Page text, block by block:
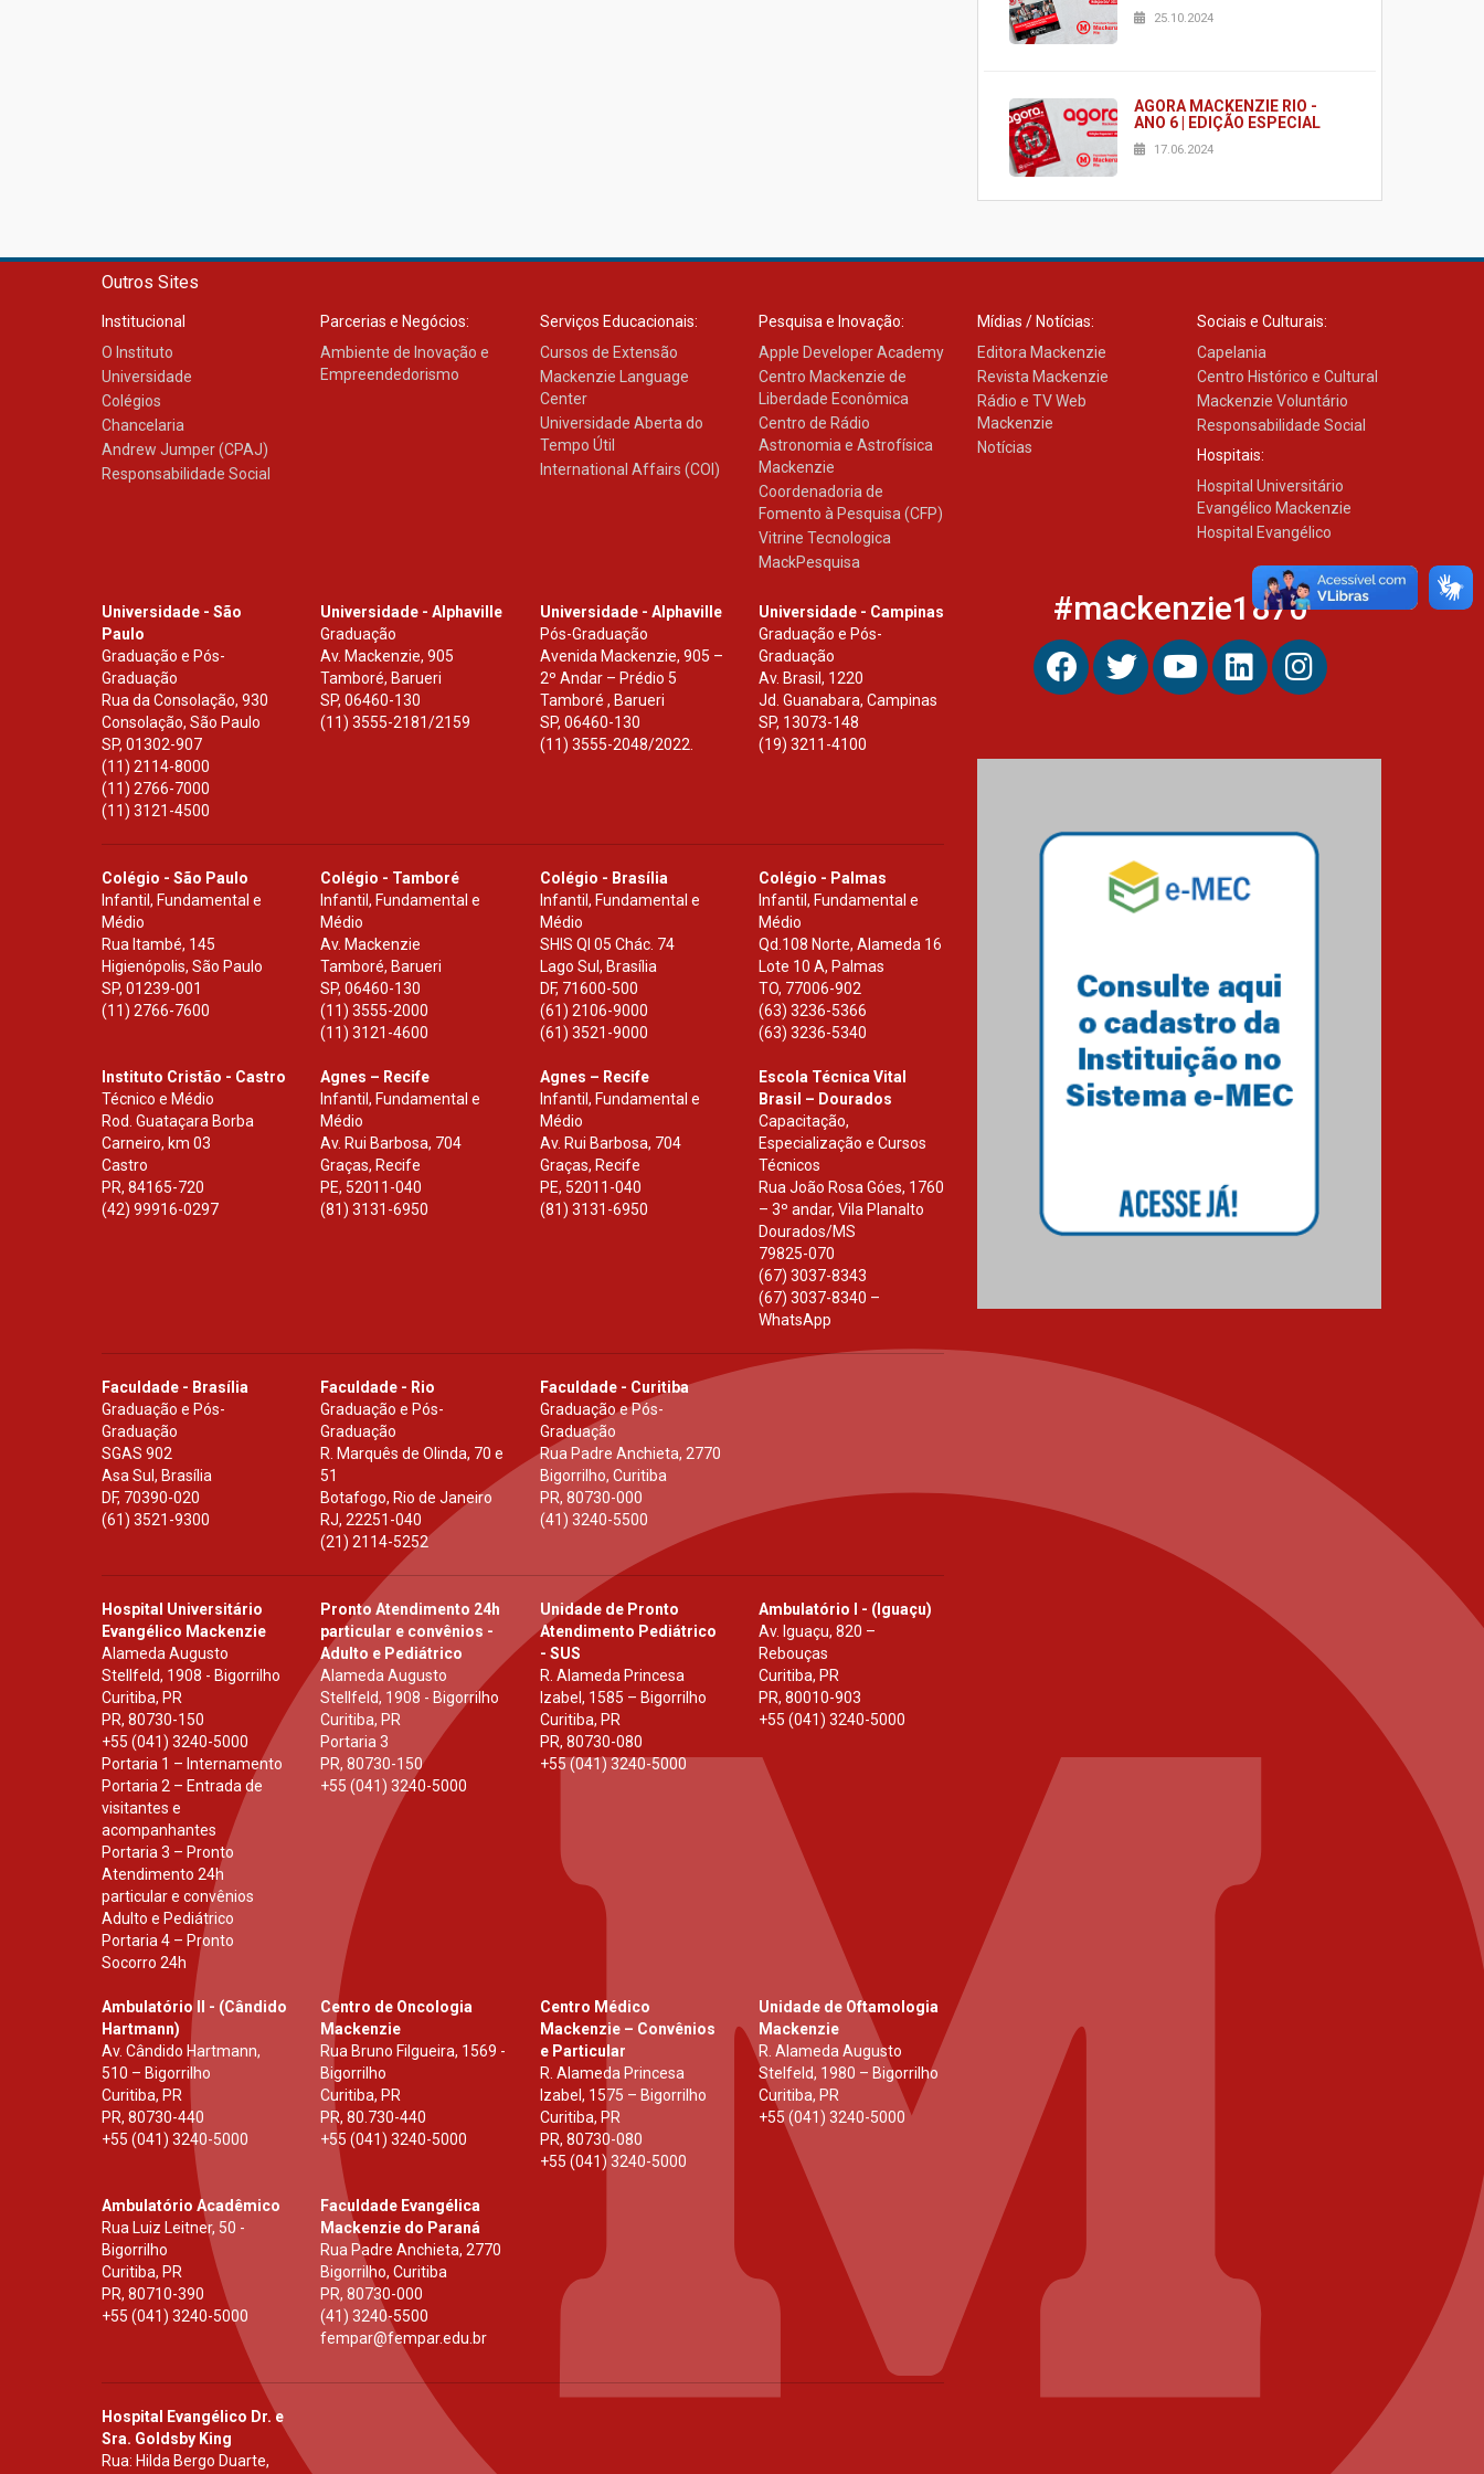
25.10.2024
AGORA MACKENZIE RIO -
ANO 6 | EDIÇÃO ESPECIAL
17.06.2024
ANO 6 | EDIÇÃO 2
AGORA MACKENZIE RIO -
ANO 6 | EDIÇÃO 1
O Mackenzie Rio é Nota
MÁXIMA no MEC
PRESBITERIANA MACKENZIE
RIO ATÉ À SUA NOVA
UNIDADE, EM BOTAFOGO
Outros Sites
Institucional
O Instituto
Universidade
Colégios
Chancelaria
Andrew Jumper (CPAJ)
Responsabilidade Social
Parcerias e Negócios:
Ambiente de Inovação e
Empreendedorismo
Serviços Educacionais:
Cursos de Extensão
Mackenzie Language
Center
Universidade Aberta do
Tempo Útil
International Affairs (COI)
Pesquisa e Inovação:
Apple Developer Academy
Centro Mackenzie de
Liberdade Econômica
Centro de Rádio
Astronomia e Astrofísica
Mackenzie
Coordenadoria de
Fomento à Pesquisa (CFP)
Vitrine Tecnologica
MackPesquisa
Mídias / Notícias:
Editora Mackenzie
Revista Mackenzie
Rádio e TV Web
Mackenzie
Notícias
Sociais e Culturais:
Capelania
Centro Histórico e Cultural
Mackenzie Voluntário
Responsabilidade Social
Hospitais:
Hospital Universitário
Evangélico Mackenzie
Hospital Evangélico
Universidade - São
Paulo
Graduação e Pós-
Graduação
Rua da Consolação, 930
Consolação, São Paulo
SP, 01302-907
(11) 2114-8000
(11) 2766-7000
(11) 3121-4500
Universidade - Alphaville
Graduação
Av. Mackenzie, 905
Tamboré, Barueri
SP,06460-130
(11) 3555-2181/2159
Universidade - Alphaville
Pós-Graduação
Avenida Mackenzie, 905 –
2º Andar – Prédio 5
Tamboré , Barueri
SP, 06460-130
(11) 3555-2048/2022.
Universidade - Campinas
Graduação e Pós-
Graduação
Av. Brasil, 1220
Jd. Guanabara, Campinas
SP, 13073-148
(19) 3211-4100
Colégio - São Paulo
Infantil, Fundamental e
Médio
Rua Itambé, 145
Higienópolis, São Paulo
SP, 01239-001
(11) 2766-7600
Colégio - Tamboré
Infantil, Fundamental e
Médio
Av. Mackenzie
Tamboré, Barueri
SP,06460-130
(11) 3555-2000
(11) 3121-4600
Colégio - Brasília
Infantil, Fundamental e
Médio
SHIS Ql 05 Chác. 74
Lago Sul, Brasília
DF, 71600-500
(61) 2106-9000
(61) 3521-9000
Colégio - Palmas
Infantil, Fundamental e
Médio
Qd.108 Norte, Alameda 16
Lote 10 A, Palmas
TO, 77006-902
(63) 3236-5366
(63) 3236-5340
Instituto Cristão - Castro
Técnico e Médio
Rod. Guataçara Borba
Carneiro, km 03
Castro
PR, 84165-720
(42) 99916-0297
Agnes – Recife
Infantil, Fundamental e
Médio
Av. Rui Barbosa, 704
Graças, Recife
PE, 52011-040
(81) 3131-6950
Agnes – Recife
Infantil, Fundamental e
Médio
Av. Rui Barbosa, 704
Graças, Recife
PE, 52011-040
(81) 3131-6950
Escola Técnica Vital
Brasil – Dourados
Capacitação,
Especialização e Cursos
Técnicos
Rua João Rosa Góes, 1760
– 3º andar, Vila Planalto
Dourados/MS
79825-070
(67) 3037-8343
(67) 3037-8340 –
WhatsApp
Faculdade - Brasília
Graduação e Pós-
Graduação
SGAS 902
Asa Sul, Brasília
DF, 70390-020
(61) 3521-9300
Faculdade - Rio
Graduação e Pós-
Graduação
R. Marquês de Olinda, 70 e
51
Botafogo, Rio de Janeiro
RJ,22251-040
(21) 2114-5252
Faculdade - Curitiba
Graduação e Pós-
Graduação
Rua Padre Anchieta, 2770
Bigorrilho, Curitiba
PR, 80730-000
(41) 3240-5500
Hospital Universitário
Evangélico Mackenzie
Alameda Augusto
Stellfeld, 1908 - Bigorrilho
Curitiba, PR
PR, 80730-150
+55 (041) 3240-5000
Portaria 1 – Internamento
Portaria 2 – Entrada de
visitantes e
acompanhantes
Portaria 3 – Pronto
Atendimento 24h
particular e convênios
Adulto e Pediátrico
Portaria 4 – Pronto
Socorro 24h
Pronto Atendimento 24h
particular e convênios -
Adulto e Pediátrico
Alameda Augusto
Stellfeld, 1908 - Bigorrilho
Curitiba, PR
Portaria 3
PR,80730-150
+55 (041) 3240-5000
Unidade de Pronto
Atendimento Pediátrico
- SUS
R. Alameda Princesa
Izabel, 1585 – Bigorrilho
Curitiba, PR
PR, 80730-080
+55 (041) 3240-5000
Ambulatório I - (Iguaçu)
Av. Iguaçu, 820 –
Rebouças
Curitiba, PR
PR, 80010-903
+55 (041) 3240-5000
Ambulatório II - (Cândido
Hartmann)
Av. Cândido Hartmann,
510 – Bigorrilho
Curitiba, PR
PR, 80730-440
+55 (041) 3240-5000
Centro de Oncologia
Mackenzie
Rua Bruno Filgueira, 1569 -
Bigorrilho
Curitiba, PR
PR,80.730-440
+55 (041) 3240-5000
Centro Médico
Mackenzie – Convênios
e Particular
R. Alameda Princesa
Izabel, 1575 – Bigorrilho
Curitiba, PR
PR, 80730-080
+55 (041) 3240-5000
Unidade de Oftamologia
Mackenzie
R. Alameda Augusto
Stelfeld, 1980 – Bigorrilho
Curitiba, PR
+55 (041) 3240-5000
Ambulatório Acadêmico
Rua Luiz Leitner, 50 -
Bigorrilho
Curitiba, PR
PR, 80710-390
+55 (041) 3240-5000
Faculdade Evangélica
Mackenzie do Paraná
Rua Padre Anchieta, 2770
Bigorrilho, Curitiba
PR,80730-000
(41) 3240-5500
fempar@fempar.edu.br
Hospital Evangélico Dr. e
Sra. Goldsby King
Rua: Hilda Bergo Duarte,
#mackenzie1870